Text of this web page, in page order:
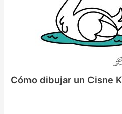
Cómo dibujar un Cisne